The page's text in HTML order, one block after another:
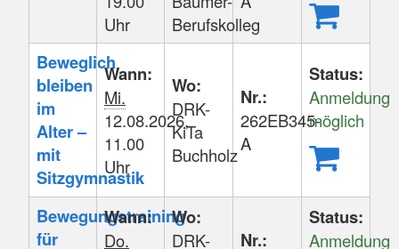
Uhr
Berufskolleg
Beweglich
bleiben
im
Alter –
mit
Sitzgymnastik
Wann:
Mi.
12.08.2026,
11.00
Uhr
Wo:
DRK-
KiTa
Buchholz
Nr.:
262EB345-
A
Status:
Anmeldung
möglich
Bewegungstraining
für
Wann:
Do.
Wo:
DRK-
Nr.:
Status:
Anmeldung